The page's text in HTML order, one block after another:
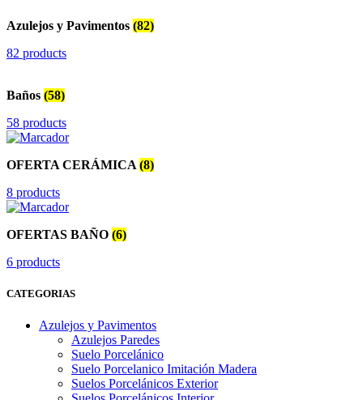
Azulejos y Pavimentos (82)
82 products
Baños (58)
58 products
OFERTA CERÁMICA (8)
8 products
OFERTAS BAÑO (6)
6 products
CATEGORIAS
Azulejos y Pavimentos
Azulejos Paredes
Suelo Porcelánico
Suelo Porcelanico Imitación Madera
Suelos Porcelánicos Exterior